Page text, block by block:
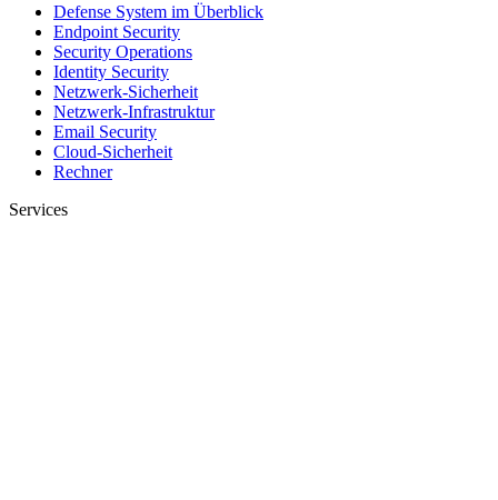
Defense System im Überblick
Endpoint Security
Security Operations
Identity Security
Netzwerk-Sicherheit
Netzwerk-Infrastruktur
Email Security
Cloud-Sicherheit
Rechner
Services